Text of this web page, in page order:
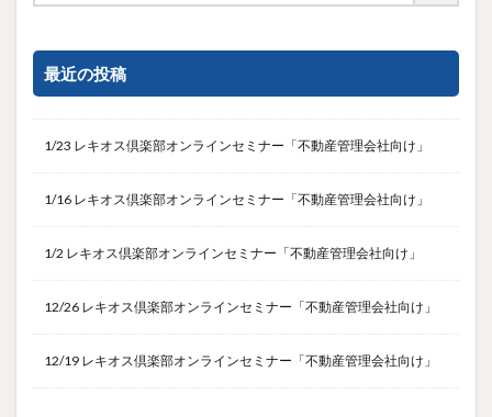
最近の投稿
1/23 レキオス倶楽部オンラインセミナー「不動産管理会社向け」
1/16 レキオス倶楽部オンラインセミナー「不動産管理会社向け」
1/2 レキオス倶楽部オンラインセミナー「不動産管理会社向け」
12/26 レキオス倶楽部オンラインセミナー「不動産管理会社向け」
12/19 レキオス倶楽部オンラインセミナー「不動産管理会社向け」